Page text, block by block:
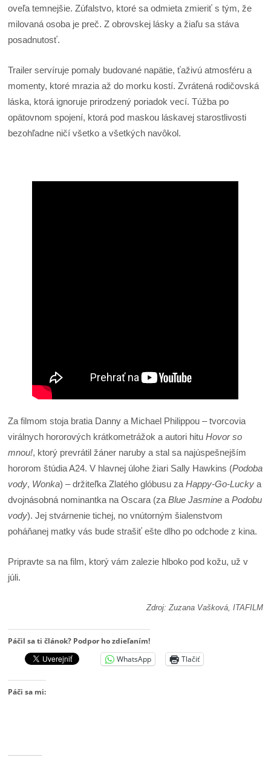
oveľa temnejšie. Zúfalstvo, ktoré sa odmieta zmieriť s tým, že
milovaná osoba je preč. Z obrovskej lásky a žiaľu sa stáva
posadnutosť.
Trailer servíruje pomaly budované napätie, ťaživú atmosféru a
momenty, ktoré mrazia až do morku kostí. Zvrátená rodičovská
láska, ktorá ignoruje prirodzený poriadok vecí. Túžba po
opätovnom spojení, ktorá pod maskou láskavej starostlivosti
bezohľadne ničí všetko a všetkých navôkol.
Za filmom stoja bratia Danny a Michael Philippou – tvorcovia
virálnych hororových krátkometrážok a autori hituHovor so
mnou!, ktorý prevrátil žáner naruby a stal sa najúspešnejším
hororom štúdia A24. V hlavnej úlohe žiari Sally Hawkins (Podoba
vody, Wonka) – držiteľka Zlatého glóbusu zaHappy-Go-Lucky a
dvojnásobná nominantka na Oscara (zaBlue Jasmine aPodobu
vody). Jej stvárnenie tichej, no vnútorným šialenstvom
poháňanej matky vás bude strašiť ešte dlho po odchode z kina.
Pripravte sa na film, ktorý vám zalezie hlboko pod kožu, už v
júli.
Zdroj: Zuzana Vašková, ITAFILM
Páčil sa ti článok? Podpor ho zdieľaním!
WhatsApp
Tlačiť
Páči sa mi: